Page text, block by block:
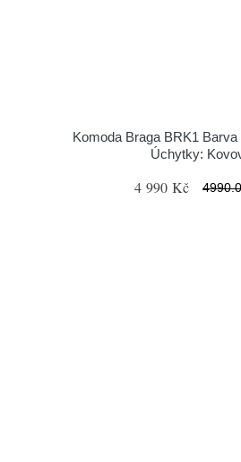
Komoda Braga BRK1
Úchytky:
4 990 Kč